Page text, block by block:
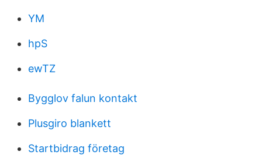
YM
hpS
ewTZ
Bygglov falun kontakt
Plusgiro blankett
Startbidrag företag